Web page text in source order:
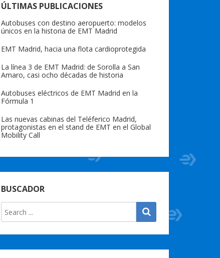
ÚLTIMAS PUBLICACIONES
Autobuses con destino aeropuerto: modelos
únicos en la historia de EMT Madrid
EMT Madrid, hacia una flota cardioprotegida
La línea 3 de EMT Madrid: de Sorolla a San
Amaro, casi ocho décadas de historia
Autobuses eléctricos de EMT Madrid en la
Fórmula 1
Las nuevas cabinas del Teléferico Madrid,
protagonistas en el stand de EMT en el Global
Mobility Call
BUSCADOR